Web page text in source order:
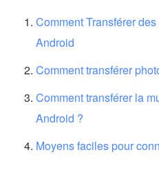
Comment Transférer
Android
Comment transférer
Comment transférer la
Android ?
Moyens faciles pour